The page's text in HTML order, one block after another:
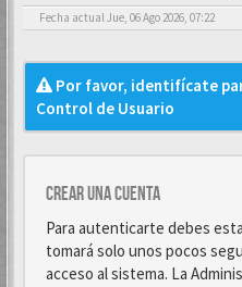
Fecha actual Jue, 06 Ago 2026, 07:22
Por favor, identifícate
Control de Usuario
Crear una cuenta
Para autenticarte debes
tomará solo unos pocos
acceso al sistema. La